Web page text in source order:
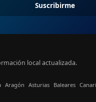
Suscribirme
local actualizada.
Aragón Asturias Baleares